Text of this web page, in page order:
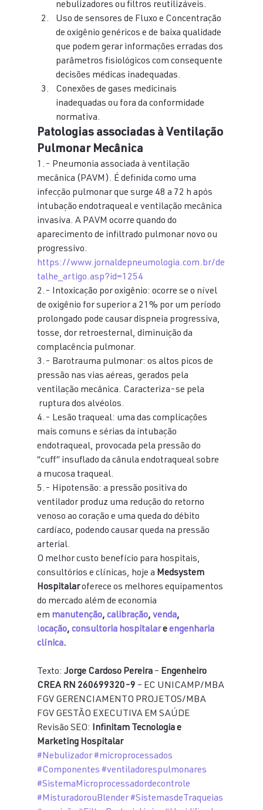
nebulizadores ou filtros reutilizáveis.
Uso de sensores de Fluxo e Concentração
de oxigênio genéricos e de baixa qualidade
que podem gerar informações erradas dos
parâmetros fisiológicos com consequente
decisões médicas inadequadas.
Conexões de gases medicinais
inadequadas ou fora da conformidade
normativa.
Patologias associadas à Ventilação
Pulmonar Mecânica
1.- Pneumonia associada à ventilação
mecânica (PAVM). É definida como uma
infecção pulmonar que surge 48 a 72 h após
intubação endotraqueal e ventilação mecânica
invasiva. A PAVM ocorre quando do
aparecimento de infiltrado pulmonar novo ou
progressivo.
https://www.jornaldepneumologia.com.br/de
talhe_artigo.asp?id=1254
2.- Intoxicação por oxigênio: ocorre se o nível
de oxigênio for superior a 21% por um período
prolongado pode causar dispneia progressiva,
tosse, dor retroesternal, diminuição da
complacência pulmonar.
3.- Barotrauma pulmonar: os altos picos de
pressão nas vias aéreas, gerados pela
ventilação mecânica. Caracteriza-se pela
ruptura dos alvéolos.
4.- Lesão traqueal: uma das complicações
mais comuns e sérias da intubação
endotraqueal, provocada pela pressão do
“cuff” insuflado da cânula endotraqueal sobre
a mucosa traqueal.
5.- Hipotensão: a pressão positiva do
ventilador produz uma redução do retorno
venoso ao coração e uma queda do débito
cardíaco, podendo causar queda na pressão
arterial.
O melhor custo benefício para hospitais,
consultórios e clínicas, hoje a Medsystem
Hospitalar oferece os melhores equipamentos
do mercado além de economia
em manutenção, calibração, venda,
locação, consultoria hospitalar e engenharia
clínica.
Texto: Jorge Cardoso Pereira – Engenheiro
CREA RN 260699320-9 – EC UNICAMP/MBA
FGV GERENCIAMENTO PROJETOS/MBA
FGV GESTÃO EXECUTIVA EM SAÚDE
Revisão SEO: Infinitam Tecnologia e
Marketing Hospitalar
#Nebulizador #microprocessados
#Componentes #ventiladorespulmonares
#SistemaMicroprocessadordecontrole
#MisturadorouBlender #SistemasdeTraqueias